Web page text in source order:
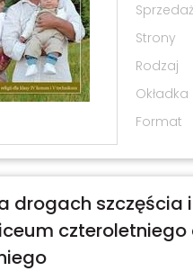
Strony
Rodzaj
Okładka
Format
drogach szczęścia